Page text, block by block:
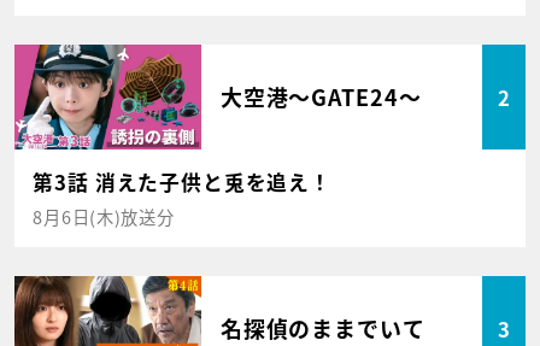
大空港～GATE24～ 2
第3話 消えた子供と兎を追え！
8月6日(木)放送分
名探偵のままでいて 3